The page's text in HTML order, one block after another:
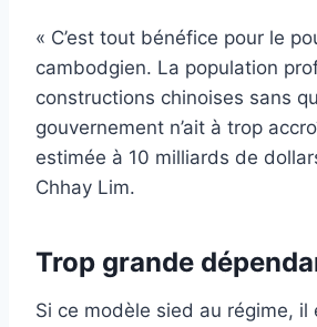
« C’est tout bénéfice pour le
cambodgien. La population
constructions chinoises sans
gouvernement n’ait à trop
estimée à 10 milliards de
Chhay Lim.
Trop grande
Si ce modèle sied au régime, il